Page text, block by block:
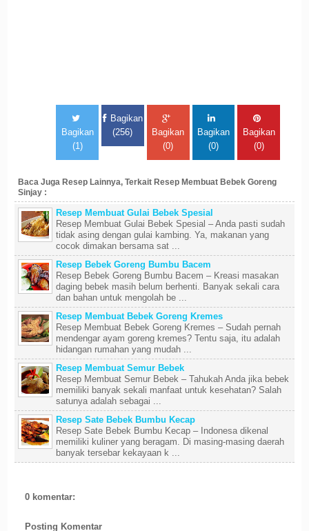
Bagikan
(1)
Bagikan
(256)
Bagikan
(0)
Bagikan
(0)
Bagikan
(0)
Baca Juga Resep Lainnya, Terkait Resep Membuat Bebek Goreng
Sinjay :
Resep Membuat Gulai Bebek Spesial
Resep Membuat Gulai Bebek Spesial – Anda pasti sudah
tidak asing dengan gulai kambing. Ya, makanan yang
cocok dimakan bersama sat ...
Resep Bebek Goreng Bumbu Bacem
Resep Bebek Goreng Bumbu Bacem – Kreasi masakan
daging bebek masih belum berhenti. Banyak sekali cara
dan bahan untuk mengolah be ...
Resep Membuat Bebek Goreng Kremes
Resep Membuat Bebek Goreng Kremes – Sudah pernah
mendengar ayam goreng kremes? Tentu saja, itu adalah
hidangan rumahan yang mudah ...
Resep Membuat Semur Bebek
Resep Membuat Semur Bebek – Tahukah Anda jika bebek
memiliki banyak sekali manfaat untuk kesehatan? Salah
satunya adalah sebagai ...
Resep Sate Bebek Bumbu Kecap
Resep Sate Bebek Bumbu Kecap – Indonesa dikenal
memiliki kuliner yang beragam. Di masing-masing daerah
banyak tersebar kekayaan k ...
0 komentar:
Posting Komentar